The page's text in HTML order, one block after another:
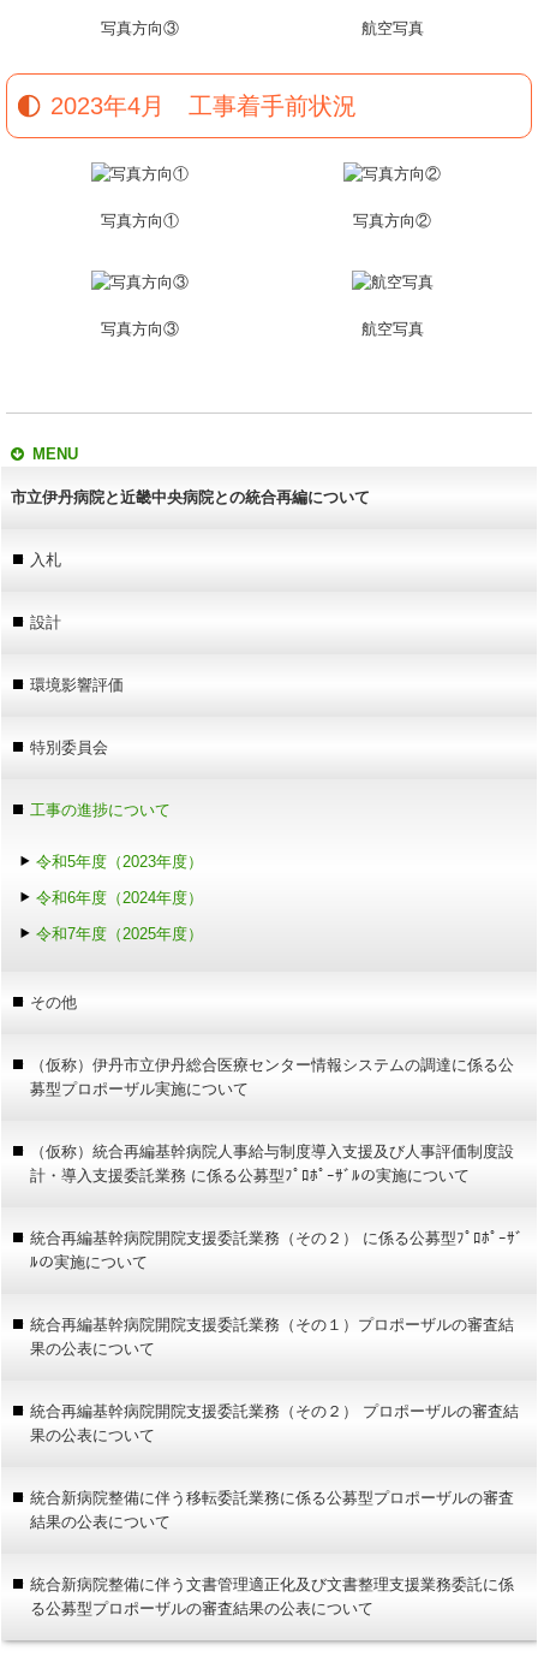
写真方向③ 航空写真
2023年4月 工事着手前状況
写真方向① 写真方向②
写真方向③ 航空写真
MENU
市立伊丹病院と近畿中央病院との統合再編について
入札
設計
環境影響評価
特別委員会
工事の進捗について
令和5年度（2023年度）
令和6年度（2024年度）
令和7年度（2025年度）
その他
（仮称）伊丹市立伊丹総合医療センター情報システムの調達に係る公
募型プロポーザル実施について
（仮称）統合再編基幹病院人事給与制度導入支援及び人事評価制度設
計・導入支援委託業務 に係る公募型ﾌﾟﾛﾎﾟｰｻﾞﾙの実施について
統合再編基幹病院開院支援委託業務（その２） に係る公募型ﾌﾟﾛﾎﾟｰｻﾞ
ﾙの実施について
統合再編基幹病院開院支援委託業務（その１）プロポーザルの審査結
果の公表について
統合再編基幹病院開院支援委託業務（その２） プロポーザルの審査結
果の公表について
統合新病院整備に伴う移転委託業務に係る公募型プロポーザルの審査
結果の公表について
統合新病院整備に伴う文書管理適正化及び文書整理支援業務委託に係
る公募型プロポーザルの審査結果の公表について